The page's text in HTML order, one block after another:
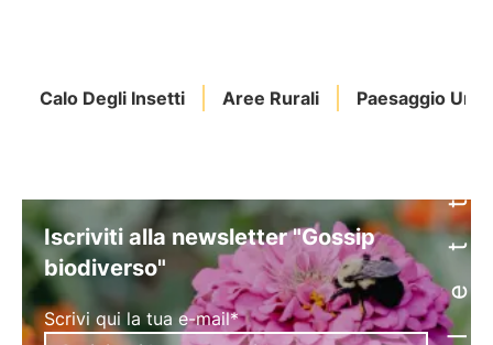
Calo Degli Insetti Aree Rurali Paesaggio
Iscriviti alla newsletter "Gossip
biodiverso"
Scrivi qui la tua e-mail*